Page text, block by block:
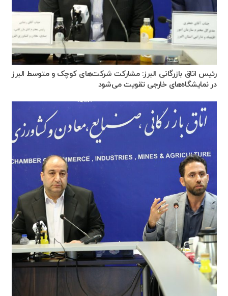
رئیس اتاق بازرگانی البرز: مشارکت شرکت‌های کوچک و متوسط البرز
در نمایشگاه‌های خارجی تقویت می‌شود